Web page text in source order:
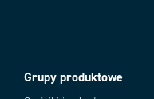
Grupy produktowe